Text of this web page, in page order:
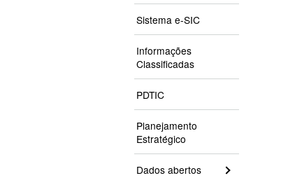
Sistema e-SIC
Informações
Classificadas
PDTIC
Planejamento
Estratégico
Dados abertos